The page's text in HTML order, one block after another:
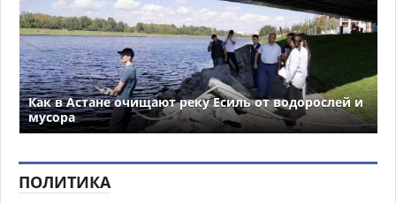
Как в Астане очищают реку Есиль от водорослей и
мусора
ПОЛИТИКА